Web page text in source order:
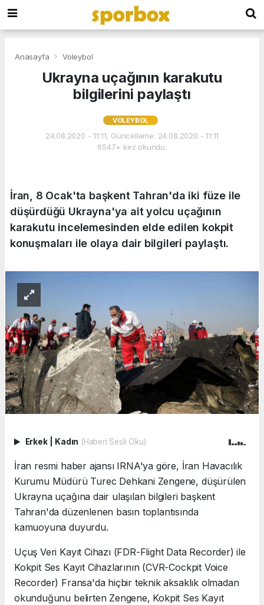
Anasayfa Voleybol
Ukrayna uçağının karakutu
bilgilerini paylaştı
VOLEYBOL
24.08.2020 - 11:11, Güncelleme: 24.08.2020 - 11:11
6547+ kez okundu.
İran, 8 Ocak'ta başkent Tahran'da iki füze ile
düşürdüğü Ukrayna'ya ait yolcu uçağının
karakutu incelemesinden elde edilen kokpit
konuşmaları ile olaya dair bilgileri paylaştı.
Erkek Kadın (Haberi Sesli Oku)
İran resmi haber ajansı IRNA'ya göre, İran Havacılık
Kurumu Müdürü Turec Dehkani Zengene, düşürülen
Ukrayna uçağına dair ulaşılan bilgileri başkent
Tahran'da düzenlenen basın toplantısında
kamuoyuna duyurdu.
Uçuş Veri Kayıt Cihazı (FDR-Flight Data Recorder) ile
Kokpit Ses Kayıt Cihazlarının (CVR-Cockpit Voice
Recorder) Fransa'da hiçbir teknik aksaklık olmadan
okunduğunu belirten Zengene, Kokpit Ses Kayıt